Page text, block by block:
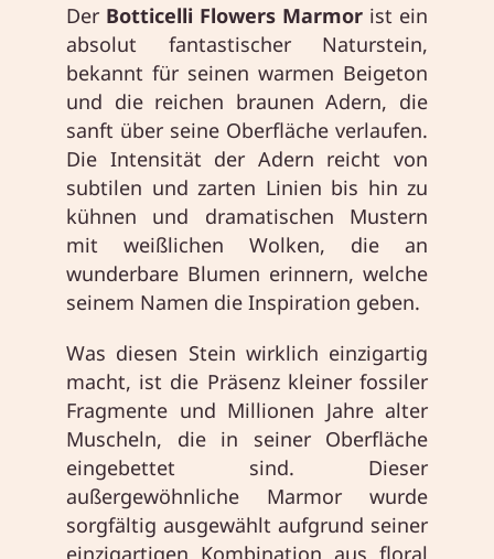
Der Botticelli Flowers Marmor ist ein
absolut fantastischer Naturstein,
bekannt für seinen warmen Beigeton
und die reichen braunen Adern, die
sanft über seine Oberfläche verlaufen.
Die Intensität der Adern reicht von
subtilen und zarten Linien bis hin zu
kühnen und dramatischen Mustern
mit weißlichen Wolken, die an
wunderbare Blumen erinnern, welche
seinem Namen die Inspiration geben.
Was diesen Stein wirklich einzigartig
macht, ist die Präsenz kleiner fossiler
Fragmente und Millionen Jahre alter
Muscheln, die in seiner Oberfläche
eingebettet sind. Dieser
außergewöhnliche Marmor wurde
sorgfältig ausgewählt aufgrund seiner
einzigartigen Kombination aus floral